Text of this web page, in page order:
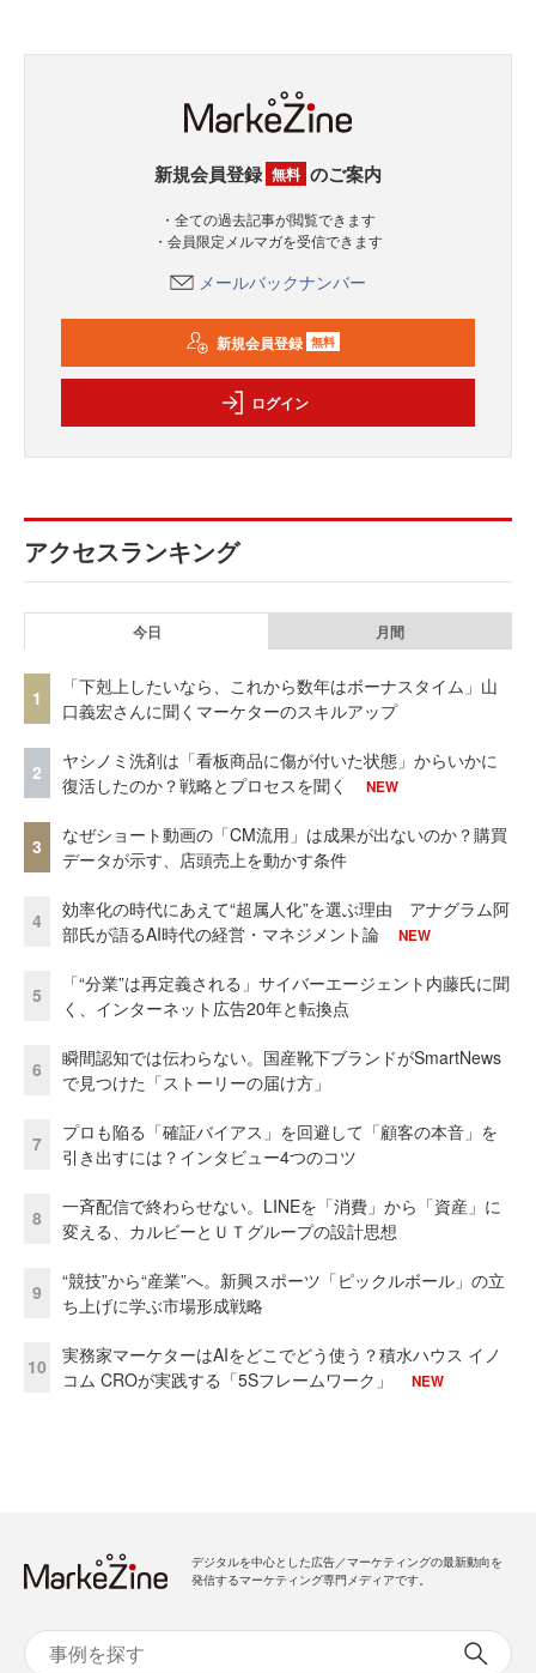
新規会員登録 無料 のご案内
・全ての過去記事が閲覧できます
・会員限定メルマガを受信できます
メールバックナンバー
新規会員登録 無料
ログイン
アクセスランキング
今日 月間
1
「下剋上したいなら、これから数年はボーナスタイム」山
口義宏さんに聞くマーケターのスキルアップ
2
ヤシノミ洗剤は「看板商品に傷が付いた状態」からいかに
復活したのか？戦略とプロセスを聞く
NEW
3
なぜショート動画の「CM流用」は成果が出ないのか？購買
データが示す、店頭売上を動かす条件
4
効率化の時代にあえて“超属人化”を選ぶ理由 アナグラム阿
部氏が語るAI時代の経営・マネジメント論
NEW
5
「“分業”は再定義される」サイバーエージェント内藤氏に聞
く、インターネット広告20年と転換点
6
瞬間認知では伝わらない。国産靴下ブランドがSmartNews
で見つけた「ストーリーの届け方」
7
プロも陥る「確証バイアス」を回避して「顧客の本音」を
引き出すには？インタビュー4つのコツ
8
一斉配信で終わらせない。LINEを「消費」から「資産」に
変える、カルビーとＵＴグループの設計思想
9
“競技”から“産業”へ。新興スポーツ「ピックルボール」の立
ち上げに学ぶ市場形成戦略
10
実務家マーケターはAIをどこでどう使う？積水ハウス イノ
コム CROが実践する「5Sフレームワーク」
NEW
デジタルを中心とした広告／マーケティングの最新動向を
発信するマーケティング専門メディアです。